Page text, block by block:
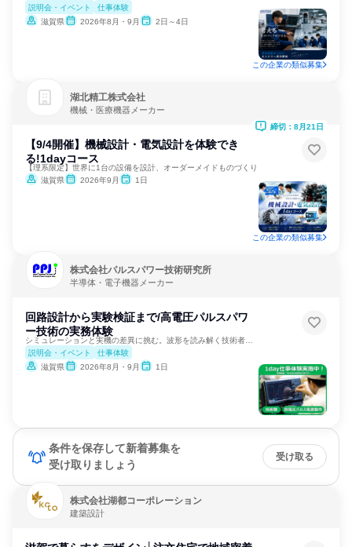
説明会・イベント
仕事体験
滋賀県
2026年8月・9月 2日～4日
この企業の類似募集
湖北精工株式会社
機械・医療機器メーカー
【9/4開催】機械設計・電気設計を体験でき
る!1dayコース
【理系限定】世界に1台の設備を設計、オーダーメイドものづくり
滋賀県
2026年9月 1日
締切：8月21日
この企業の類似募集
株式会社パルスパワー技術研究所
半導体・電子機器メーカー
回路設計から実験検証まで/高電圧パルスパワ
ー技術の実務体験
説明会・イベント
仕事体験
滋賀県
2026年8月・9月 1日
条件を保存して新着募集を
受け取りましょう
受け取る
株式会社湖都コーポレーション
建築設計